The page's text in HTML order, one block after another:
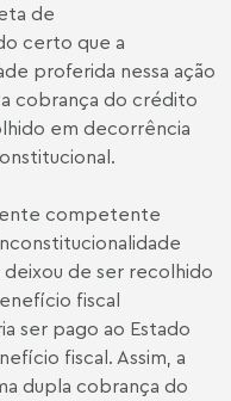
de
certo que a
proferida nessa ação
cobrança do crédito
em decorrência
ente competente
de ser recolhido
fiscal
ser pago ao Estado
fiscal. Assim, a
dupla cobrança do